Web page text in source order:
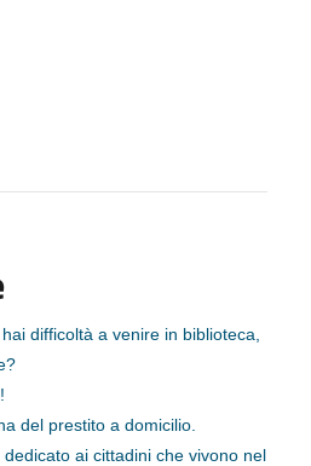
difficoltà a venire in biblioteca,
del prestito a domicilio.
ai cittadini che vivono nel